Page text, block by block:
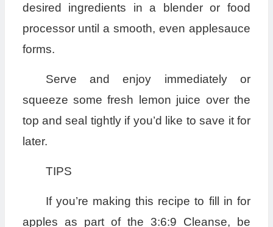
desired ingredients in a blender or food
processor until a smooth, even applesauce
forms.
Serve and enjoy immediately or
squeeze some fresh lemon juice over the
top and seal tightly if you’d like to save it for
later.
TIPS
If you’re making this recipe to fill in for
apples as part of the 3:6:9 Cleanse, be